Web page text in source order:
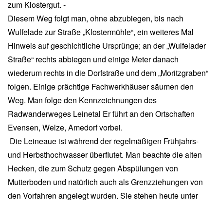
zum Klostergut. -
Diesem Weg folgt man, ohne abzubiegen, bis nach
Wulfelade zur Straße „Klostermühle“, ein weiteres Mal
Hinweis auf geschichtliche Ursprünge; an der „Wulfelader
Straße“ rechts abbiegen und einige Meter danach
wiederum rechts in die Dorfstraße und dem „Moritzgraben“
folgen. Einige prächtige Fachwerkhäuser säumen den
Weg. Man folge den Kennzeichnungen des
Radwanderweges Leinetal Er führt an den Ortschaften
Evensen, Welze, Amedorf vorbei.
Die Leineaue ist während der regelmäßigen Frühjahrs-
und Herbsthochwasser überflutet. Man beachte die alten
Hecken, die zum Schutz gegen Abspülungen von
Mutterboden und natürlich auch als Grenzziehungen von
den Vorfahren angelegt wurden. Sie stehen heute unter